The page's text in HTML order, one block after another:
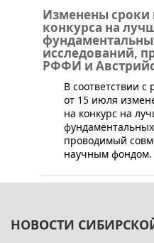
Изменены сроки
конкурса на
исследований,
РФФИ и
​​​В соответствии
от 15 июля
на конкурс на
проводимый
научным фондом.
НОВОСТИ